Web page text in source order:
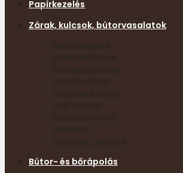
Papírkezelés
Zárak, kulcsok, bútorvasalatok
Bútorvasalatok
Bevéshető zárak
Beeresztős zárak
Szekrényzárak
Sárgaréz kulcsok
Acél kulcsok
Kulcsok ötvözött
Sárgaréz csavarok
Bútor- és bőrápolás